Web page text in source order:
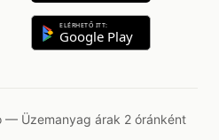
ELÉRHETŐ ITT:
Google Play
Üzemanyag árak 2 óránként